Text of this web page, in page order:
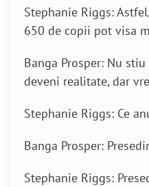
Stephanie Riggs:
650 de copii pot visa
Banga Prosper: Nu
deveni realitate, dar
Stephanie Riggs: Ce
Banga Prosper:
Stephanie Riggs: